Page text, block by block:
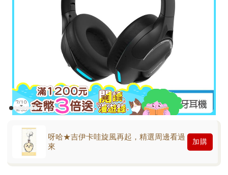
呀哈★吉伊卡哇旋風再起，精選周邊看過
來
加購